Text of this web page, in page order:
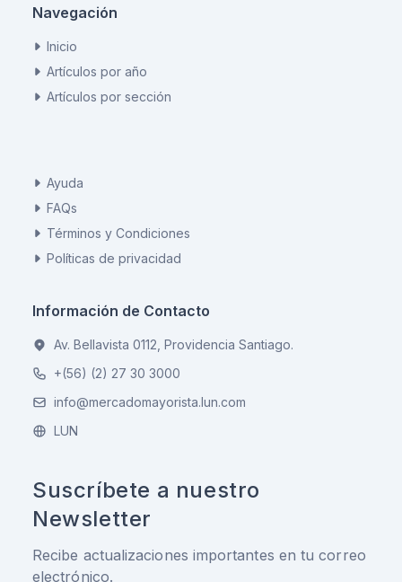
Navegación
Inicio
Artículos por año
Artículos por sección
Ayuda
FAQs
Términos y Condiciones
Políticas de privacidad
Información de Contacto
Av. Bellavista 0112, Providencia Santiago.
+(56) (2) 27 30 3000
info@mercadomayorista.lun.com
LUN
Suscríbete a nuestro
Newsletter
Recibe actualizaciones importantes en tu correo
electrónico.